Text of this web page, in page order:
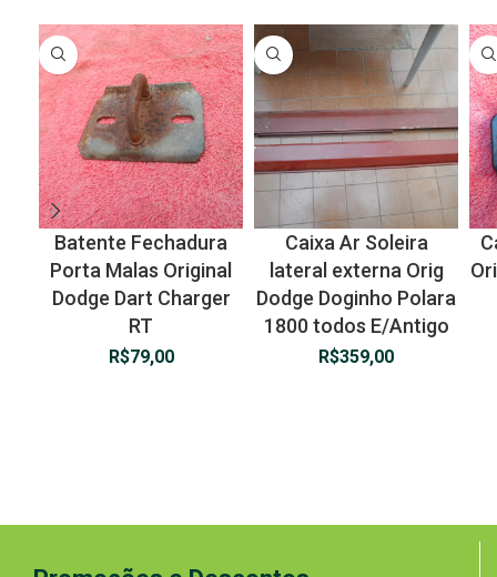
Batente Fechadura
Porta Malas Original
Dodge Dart Charger
RT
R$79,00
Caixa Ar Soleira
lateral externa Orig
Dodge Doginho Polara
1800 todos E/Antigo
R$359,00